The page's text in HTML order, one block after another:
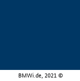
BMWi.de, 2021 ©